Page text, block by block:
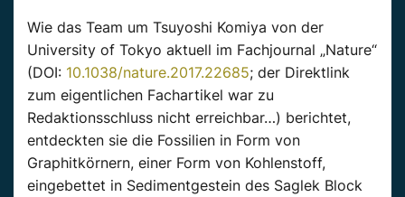
Wie das Team um Tsuyoshi Komiya von der
University of Tokyo aktuell im Fachjournal „Nature“
(DOI: 10.1038/nature.2017.22685; der Direktlink
zum eigentlichen Fachartikel war zu
Redaktionsschluss nicht erreichbar…) berichtet,
entdeckten sie die Fossilien in Form von
Graphitkörnern, einer Form von Kohlenstoff,
eingebettet in Sedimentgestein des Saglek Block